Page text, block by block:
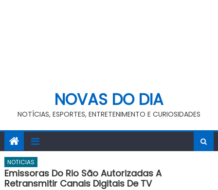
NOVAS DO DIA
NOTÍCIAS, ESPORTES, ENTRETENIMENTO E CURIOSIDADES
NOTICIAS
Emissoras Do Rio São Autorizadas A
Retransmitir Canais Digitais De TV